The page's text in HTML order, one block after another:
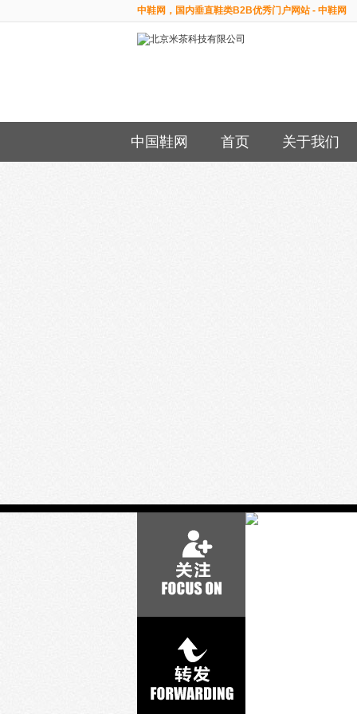
中鞋网，国内垂直鞋类B2B优秀门户网站 - 中鞋网
中国鞋网 首页 关于我们